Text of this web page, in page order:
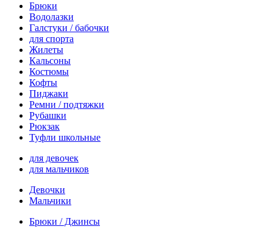
Брюки
Водолазки
Галстуки / бабочки
для спорта
Жилеты
Кальсоны
Костюмы
Кофты
Пиджаки
Ремни / подтяжки
Рубашки
Рюкзак
Туфли школьные
для девочек
для мальчиков
Девочки
Мальчики
Брюки / Джинсы